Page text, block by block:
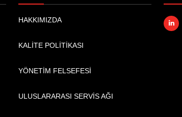
HAKKIMIZDA
KALİTE POLİTİKASI
YÖNETİM FELSEFESİ
ULUSLARARASI SERVİS AĞI